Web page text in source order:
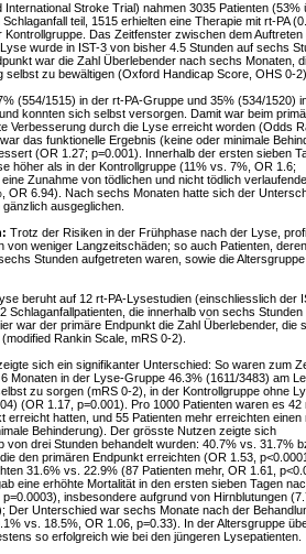
International Stroke Trial) nahmen 3035 Patienten (53%
teil, 1515 erhielten eine Therapie mit rt-PA
Kontrollgruppe. Das Zeitfenster zwischen dem Auftreten
wurde in IST-3 von bisher 4.5 Stunden auf sechs
war die Zahl Überlebender nach sechs Monaten,
selbst zu bewältigen (Oxford Handicap Score, OHS 0-2).
(554/1515) in der rt-PA-Gruppe und 35% (534/1520)
konnten sich selbst versorgen. Damit war beim
Verbesserung durch die Lyse erreicht worden (Odds
das funktionelle Ergebnis (keine oder minimale
(OR 1.27; p=0.001). Innerhalb der ersten sieben
höher als in der Kontrollgruppe (11% vs. 7%, OR 1.6;
Zunahme von tödlichen und nicht tödlich
OR 6.94). Nach sechs Monaten hatte sich der
ausgeglichen.
Trotz der Risiken in der Frühphase nach der Lyse,
von weniger Langzeitschäden; so auch Patienten, deren
Stunden aufgetreten waren, sowie die
beruht auf 12 rt-PA-Lysestudien (einschliesslich der
Schlaganfallpatienten, die innerhalb von sechs Stunden
war der primäre Endpunkt die Zahl Überlebender, die
Rankin Scale, mRS 0-2).
sich ein signifikanter Unterschied: So waren zum
Monaten in der Lyse-Gruppe 46.3% (1611/3483) am
zu sorgen (mRS 0-2), in der Kontrollgruppe ohne
(OR 1.17, p=0.001). Pro 1000 Patienten waren es 42
erreicht hatten, und 55 Patienten mehr erreichten einen
Behinderung). Der grösste Nutzen zeigte sich
von drei Stunden behandelt wurden: 40.7% vs. 31.7%
den primären Endpunkt erreichten (OR 1.53,
31.6% vs. 22.9% (87 Patienten mehr, OR 1.61,
eine erhöhte Mortalität in den ersten sieben Tagen
insbesondere aufgrund von Hirnblutungen
Der Unterschied war sechs Monate nach der
vs. 18.5%, OR 1.06, p=0.33). In der Altersgruppe
so erfolgreich wie bei den jüngeren Lysepatienten.